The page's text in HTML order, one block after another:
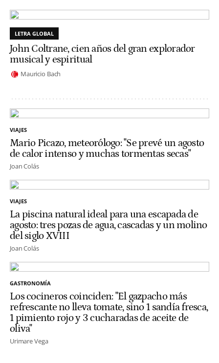
LETRA GLOBAL
John Coltrane, cien años del gran explorador
musical y espiritual
Mauricio Bach
VIAJES
Mario Picazo, meteorólogo: "Se prevé un agosto
de calor intenso y muchas tormentas secas"
Joan Colás
VIAJES
La piscina natural ideal para una escapada de
agosto: tres pozas de agua, cascadas y un molino
del siglo XVIII
Joan Colás
GASTRONOMÍA
Los cocineros coinciden: "El gazpacho más
refrescante no lleva tomate, sino 1 sandía fresca,
1 pimiento rojo y 3 cucharadas de aceite de
oliva"
Urimare Vega